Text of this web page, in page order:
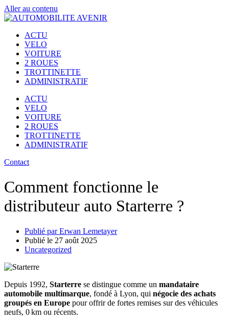
Aller au contenu
ACTU
VELO
VOITURE
2 ROUES
TROTTINETTE
ADMINISTRATIF
ACTU
VELO
VOITURE
2 ROUES
TROTTINETTE
ADMINISTRATIF
Contact
Comment fonctionne le
distributeur auto Starterre ?
Publié parErwan Lemetayer
Publié le 27 août 2025
Uncategorized
Depuis 1992, Starterre se distingue comme un mandataire
automobile multimarque, fondé à Lyon, qui négocie des achats
groupés en Europe pour offrir de fortes remises sur des véhicules
neufs, 0 km ou récents.